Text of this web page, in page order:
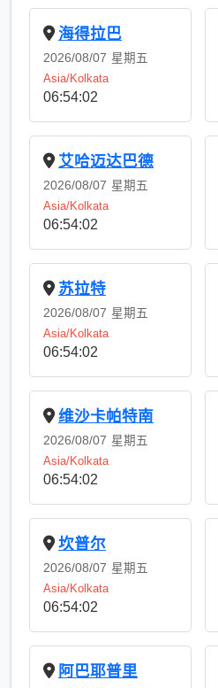
海得拉巴
2026/08/07 星期五
Asia/Kolkata
06:54:02
艾哈迈达巴德
2026/08/07 星期五
Asia/Kolkata
06:54:02
苏拉特
2026/08/07 星期五
Asia/Kolkata
06:54:02
维沙卡帕特南
2026/08/07 星期五
Asia/Kolkata
06:54:02
坎普尔
2026/08/07 星期五
Asia/Kolkata
06:54:02
阿巴耶普里